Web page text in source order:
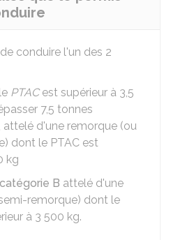
conduire l'un des 2
PTACest supérieur à 3,5
7,5 tonnes
attelé d'une remorque (ou
dont le PTAC est
kg
catégorie B attelé d'une
remorque) dont le
à 3 500 kg.